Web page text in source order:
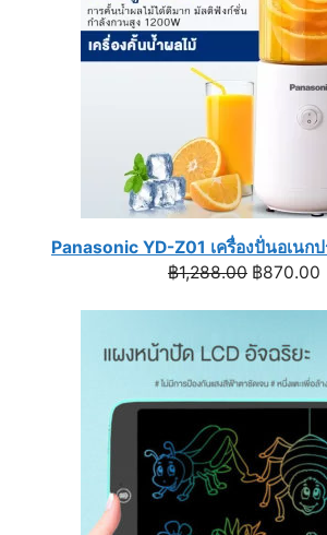
Panasonic YD-Z01 เครื่องปั่นอเนก
฿1,288.00 Original
฿1,288.00.
฿870.00